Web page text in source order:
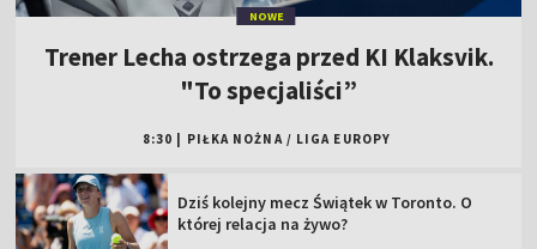
NOWE
Trener Lecha ostrzega przed KI Klaksvik.
"To specjaliści”
8:30 PIŁKA NOŻNA / LIGA EUROPY
Dziś kolejny mecz Świątek w Toronto. O
której relacja na żywo?